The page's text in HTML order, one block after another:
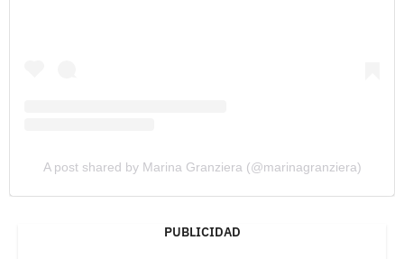
A post shared by Marina Granziera (@marinagranziera)
PUBLICIDAD